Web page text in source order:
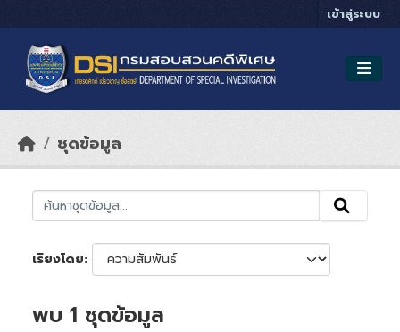
เข้าสู่ระบบ
ชุดข้อมูล
เรียงโดย
พบ 1 ชุดข้อมูล